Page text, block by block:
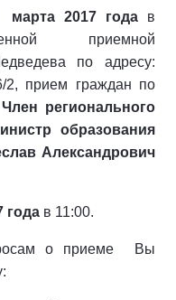
2017 года в
приемной
по адресу:
2, прием граждан по
Член регионального
образования
Александрович
года в 11:00.
о приеме Вы